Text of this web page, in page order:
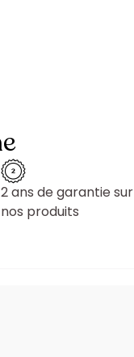
2 ans de garantie sur
nos produits